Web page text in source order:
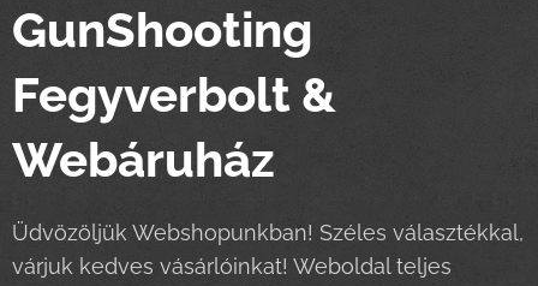
GunShooting
Fegyverbolt &
Webáruház
Üdvözöljük Webshopunkban! Széles választékkal,
várjuk kedves vásárlóinkat! Weboldal teljes